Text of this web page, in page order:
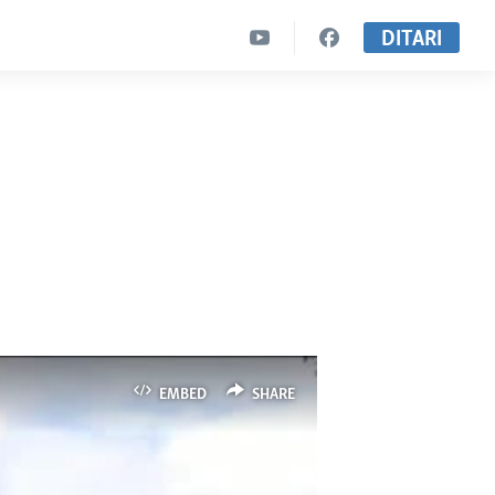
DITARI
EMBED SHARE